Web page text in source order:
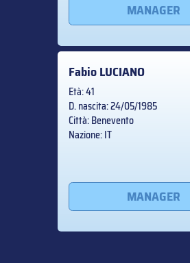
MANAGER
FabioLUCIANO
Età: 41
D. nascita: 24/05/1985
Città: Benevento
Nazione: IT
MANAGER